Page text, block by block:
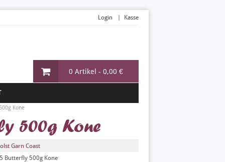
0 Artikel - 0,00 €
Login Kasse
Kone
500g Kone
Garn Coast
Butterfly 500g Kone